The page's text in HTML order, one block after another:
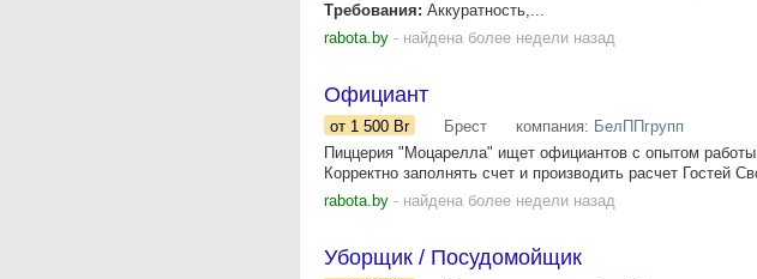
Требования: Аккуратность,...
rabota.by - найдена более недели назад
Официант
от 1 500 Br Брест компания: БелППгрупп
Пиццерия "Моцарелла" ищет официантов с опытом
Корректно заполнять счет и производить расчет
rabota.by - найдена более недели назад
Уборщик / Посудомойщик